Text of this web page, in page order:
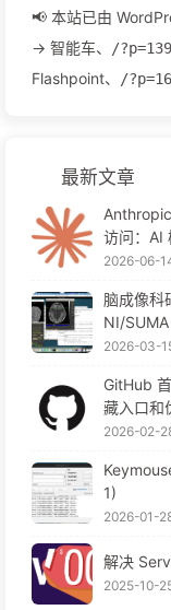
📢 本站已由
→ 智能车、 /?p=139
Flashpoint、
/
最新文章
访问：AI
2026-06-
脑成像科
NI/
2026-03-
GitHub
藏入口和
2026-02-
1)
2026-01-
解决
2025-10-